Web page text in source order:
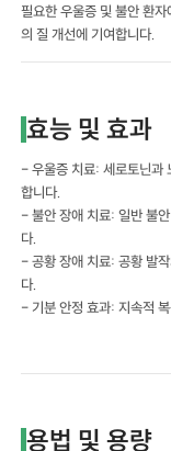
필요한 우울증 및 불안 환
의 질 개선에 기여합니다.
효능 및 효과
- 우울증 치료: 세로토닌과
합니다.
- 불안 장애 치료: 일반 불
다.
- 공황 장애 치료: 공황 발
다.
- 기분 안정 효과: 지속적
용법 및 용량